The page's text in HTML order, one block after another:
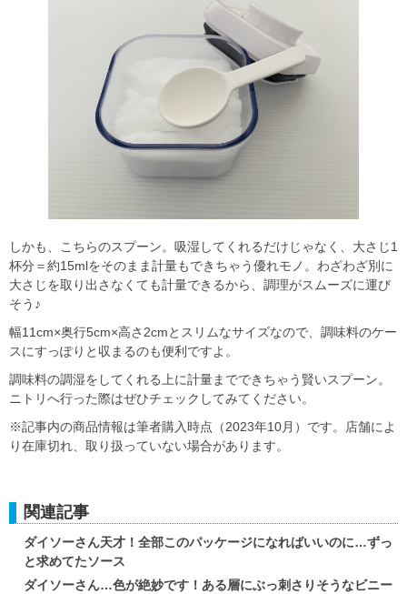
しかも、こちらのスプーン。吸湿してくれるだけじゃなく、大さじ1
杯分＝約15mlをそのまま計量もできちゃう優れモノ。わざわざ別に
大さじを取り出さなくても計量できるから、調理がスムーズに運び
そう♪
幅11cm×奥行5cm×高さ2cmとスリムなサイズなので、調味料のケー
スにすっぽりと収まるのも便利ですよ。
調味料の調湿をしてくれる上に計量までできちゃう賢いスプーン。
ニトリへ行った際はぜひチェックしてみてください。
※記事内の商品情報は筆者購入時点（2023年10月）です。店舗によ
り在庫切れ、取り扱っていない場合があります。
関連記事
ダイソーさん天才！全部このパッケージになればいいのに…ずっ
と求めてたソース
ダイソーさん…色が絶妙です！ある層にぶっ刺さりそうなビニー